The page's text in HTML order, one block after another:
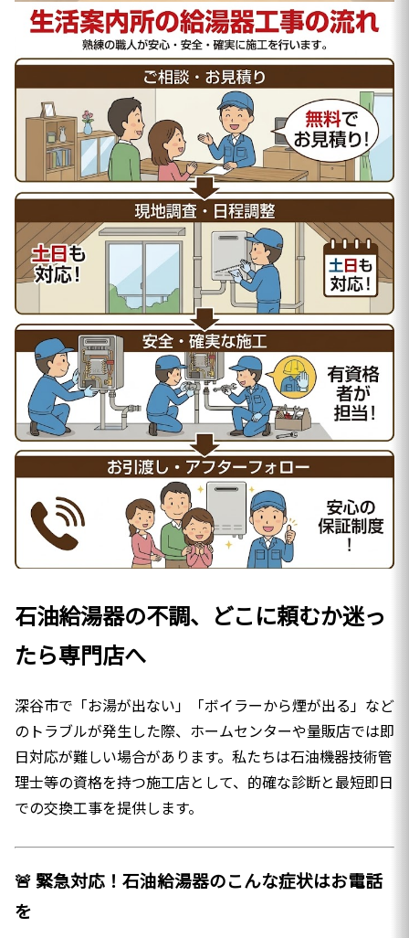
石油給湯器の不調、どこに頼むか迷っ
たら専門店へ
深谷市で「お湯が出ない」「ボイラーから煙が出る」など
のトラブルが発生した際、ホームセンターや量販店では即
日対応が難しい場合があります。私たちは石油機器技術管
理士等の資格を持つ施工店として、的確な診断と最短即日
での交換工事を提供します。
🚨 緊急対応！石油給湯器のこんな症状はお電話
を